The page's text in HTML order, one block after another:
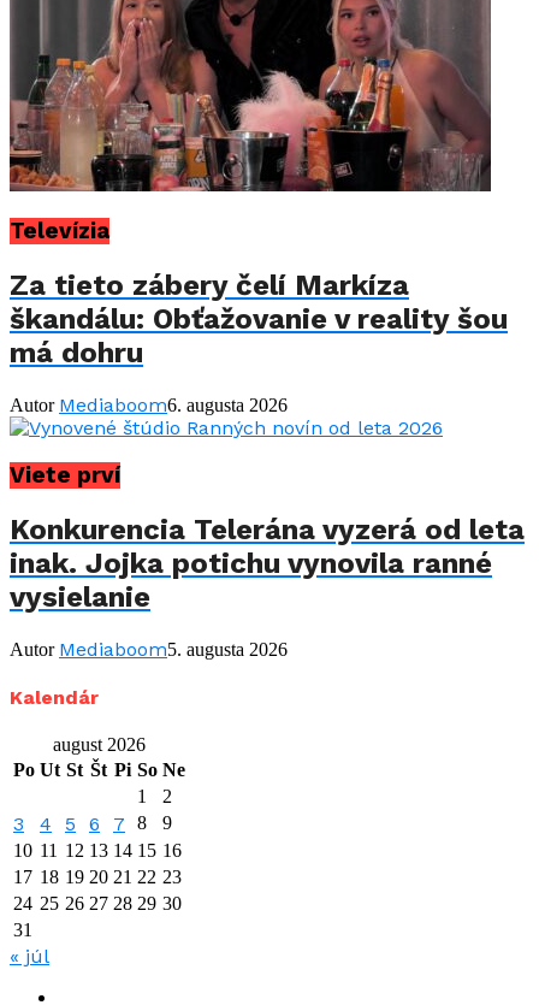
Televízia
Za tieto zábery čelí Markíza
škandálu: Obťažovanie v reality šou
má dohru
Autor Mediaboom6. augusta 2026
Viete prví
Konkurencia Telerána vyzerá od leta
inak. Jojka potichu vynovila ranné
vysielanie
Autor Mediaboom5. augusta 2026
Kalendár
august 2026
Po Ut St Št Pi So Ne
1
2
3 4 5 6 7 8
9
10 11 12 13 14 15 16
17 18 19 20 21 22 23
24 25 26 27 28 29 30
31
« júl